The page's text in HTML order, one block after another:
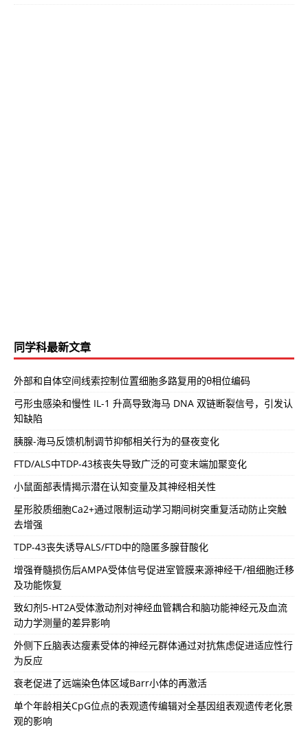
同学科最新文章
外部和自体空间线索控制位置细胞多路复用的θ相位编码
弓形虫感染和慢性 IL-1 升高导致海马 DNA 双链断裂信号，引发认
知缺陷
胰腺-海马反馈机制调节抑郁相关行为的昼夜变化
FTD/ALS中TDP-43核丧失导致广泛的可变末端加聚变化
小鼠面部表情揭示潜在认知变量及其神经相关性
星形胶质细胞Ca2+通过限制运动学习期间树突重复活动防止突触
去增强
TDP-43丧失诱导ALS/FTD中的隐匿多腺苷酸化
增强脊髓损伤后AMPA受体信号促进室管膜来源神经干/祖细胞迁移
及功能恢复
致幻剂5-HT2A受体激动剂对神经血管耦合和脑功能神经元及血流
动力学测量的差异影响
外侧下丘脑表达瘦素受体的神经元群体通过对抗焦虑促进适应性行
为反应
衰老促进了远端染色体区域Barr小体的再激活
单个年龄相关CpG位点的表观遗传编辑对全基因组表观遗传老化景
观的影响